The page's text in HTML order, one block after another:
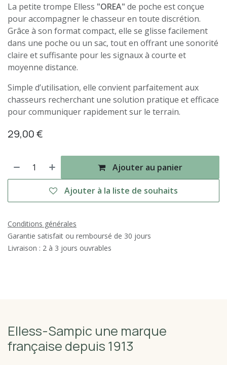
La petite trompe Elless "OREA" de poche est conçue
pour accompagner le chasseur en toute discrétion.
Grâce à son format compact, elle se glisse facilement
dans une poche ou un sac, tout en offrant une sonorité
claire et suffisante pour les signaux à courte et
moyenne distance.
Simple d’utilisation, elle convient parfaitement aux
chasseurs recherchant une solution pratique et efficace
pour communiquer rapidement sur le terrain.
29,00€
Ajouter au panier
Ajouter à la liste de souhaits
Conditions générales
Garantie satisfait ou remboursé de 30 jours
Livraison : 2 à 3 jours ouvrables
Elless-Sampic une marque
française depuis 1913